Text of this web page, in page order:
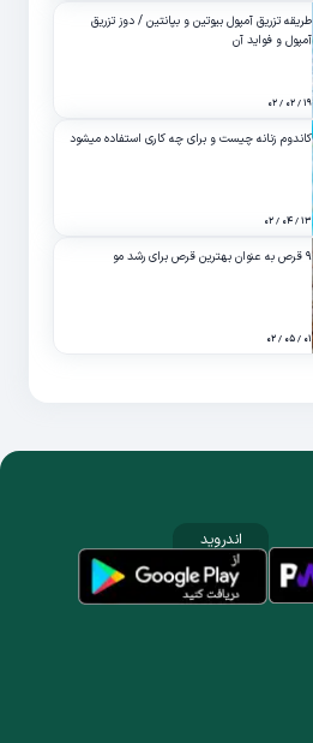
طریقه تزریق آمپول بیوتین و بپانتین / دوز تزریق
آمپول و فواید آن
۱۹ / ۰۲ / ۰۲
کاندوم زنانه چیست و برای چه کاری استفاده میشود
۱۳ / ۰۴ / ۰۲
۹ قرص به عنوان بهترین قرص برای رشد مو
۰۱ / ۰۵ / ۰۲
اندروید